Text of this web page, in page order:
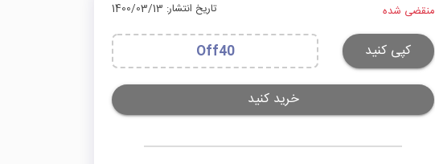
منقضی شده تاریخ انتشار: 1400/03/13
کپی کنید Off40
خرید کنید